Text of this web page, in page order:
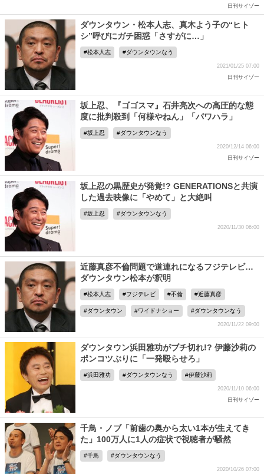
日刊サイゾー
ダウンタウン・松本人志、真木よう子の“ヒト
シ”呼びにガチ困惑「さすがに…」
松本人志 ダウンタウンなう
2021/01/25 07:00
日刊サイゾー
坂上忍、『ゴゴスマ』石井亮次への高圧的な態
度に批判殺到「何様やねん」「パワハラ」
坂上忍 ダウンタウンなう
2020/12/14 06:00
日刊サイゾー
坂上忍の黒歴史が発覚!? GENERATIONSと共演
した過去映像に「やめて」と大絶叫
坂上忍 ダウンタウンなう
2020/11/30 06:00
近藤真彦不倫問題で道連れになるフジテレビ…
ダウンタウン松本が釈明
松本人志 フジテレビ 不倫 近藤真彦
ダウンタウン ワイドナショー ダウンタウンなう
2020/11/22 09:00
ダウンタウン浜田雅功がブチ切れ!? 伊藤沙莉の
ポンコツぶりに「一発殴らせろ」
浜田雅功 ダウンタウンなう 伊藤沙莉
2020/11/10 06:00
日刊サイゾー
千鳥・ノブ「前歯の奥から太い1本が生えてき
た」100万人に1人の症状で視聴者が騒然
千鳥 ダウンタウンなう
2020/10/26 07:00